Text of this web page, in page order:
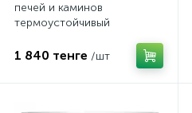
печей и каминов
термоустойчивый
1 840 тенге /шт